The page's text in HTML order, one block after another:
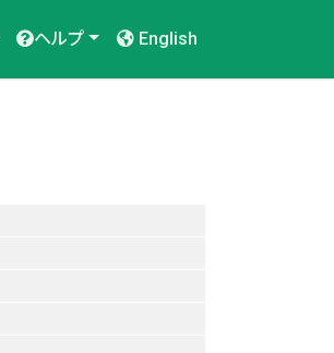
ヘルプ English